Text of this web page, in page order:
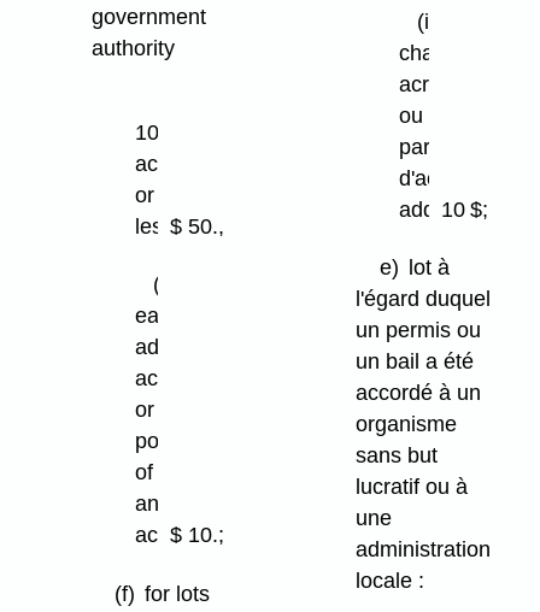
government
authority
10
acres
or
less$ 50.,
(ii)
each
additional
acre
or
portion
of
an
acre$ 10.;
(f) for lots
(ii)
chaque
acre
ou
partie
d'acre
additionnel
10 $;
e)
lot à
l'égard duquel
un permis ou
un bail a été
accordé à un
organisme
sans but
lucratif ou à
une
administration
locale :